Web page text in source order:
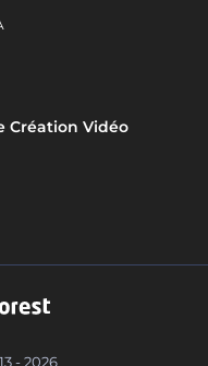
Création Vidéo
- 2026